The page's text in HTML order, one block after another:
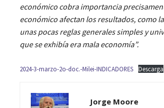
económico cobra importancia
económico afectan los resultados, como
unas pocas reglas generales simples y
que se exhibía era mala economía”.
2024-3-marzo-2o-doc.-Milei-INDICADORES Descarga
Jorge Moore